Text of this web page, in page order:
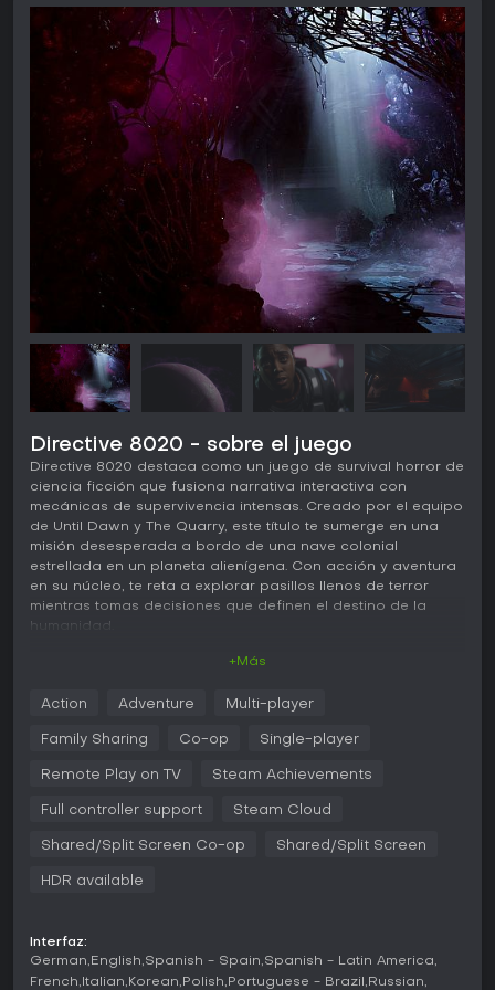
Directive 8020 - sobre el juego
Directive 8020 destaca como un juego de survival horror de
ciencia ficción que fusiona narrativa interactiva con
mecánicas de supervivencia intensas. Creado por el equipo
de Until Dawn y The Quarry, este título te sumerge en una
misión desesperada a bordo de una nave colonial
estrellada en un planeta alienígena. Con acción y aventura
en su núcleo, te reta a explorar pasillos llenos de terror
mientras tomas decisiones que definen el destino de la
humanidad.
supervivencia en tiempo real en un entorno hostil. Controlas
personajes que esquivan un organismo alienígena letal
constante y decisiones rápidas. Recurres a armas
amenazas que acechan en los oscuros corredores de la
irreversibles. El sistema Turning Points permite rebobinar
para cambiar decisiones clave, desbloqueando rutas
+Más
Action Adventure Multi-player
Family Sharing Co-op Single-player
Remote Play on TV Steam Achievements
Full controller support Steam Cloud
Shared/Split Screen Co-op Shared/Split Screen
HDR available
Interfaz:
German English Spanish - Spain Spanish - Latin America
French Italian Korean Polish Portuguese - Brazil
Russian